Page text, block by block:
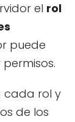
el rol
puede
cada rol y
de los